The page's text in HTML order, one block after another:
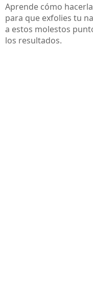
Aprende cómo
para que exfolies tu
a estos molestos
los resultados.